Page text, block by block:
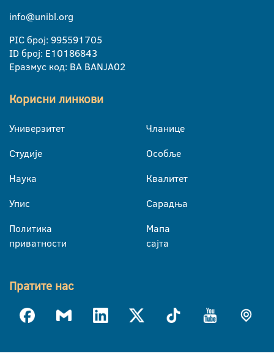
info@unibl.org
PIC број: 995591705
ID број: E10186843
Еразмус код: BA BANJA02
Корисни линкови
Универзитет
Студије
Наука
Упис
Политика
приватности
Чланице
Особље
Квалитет
Сарадња
Мапа
сајта
Пратите нас